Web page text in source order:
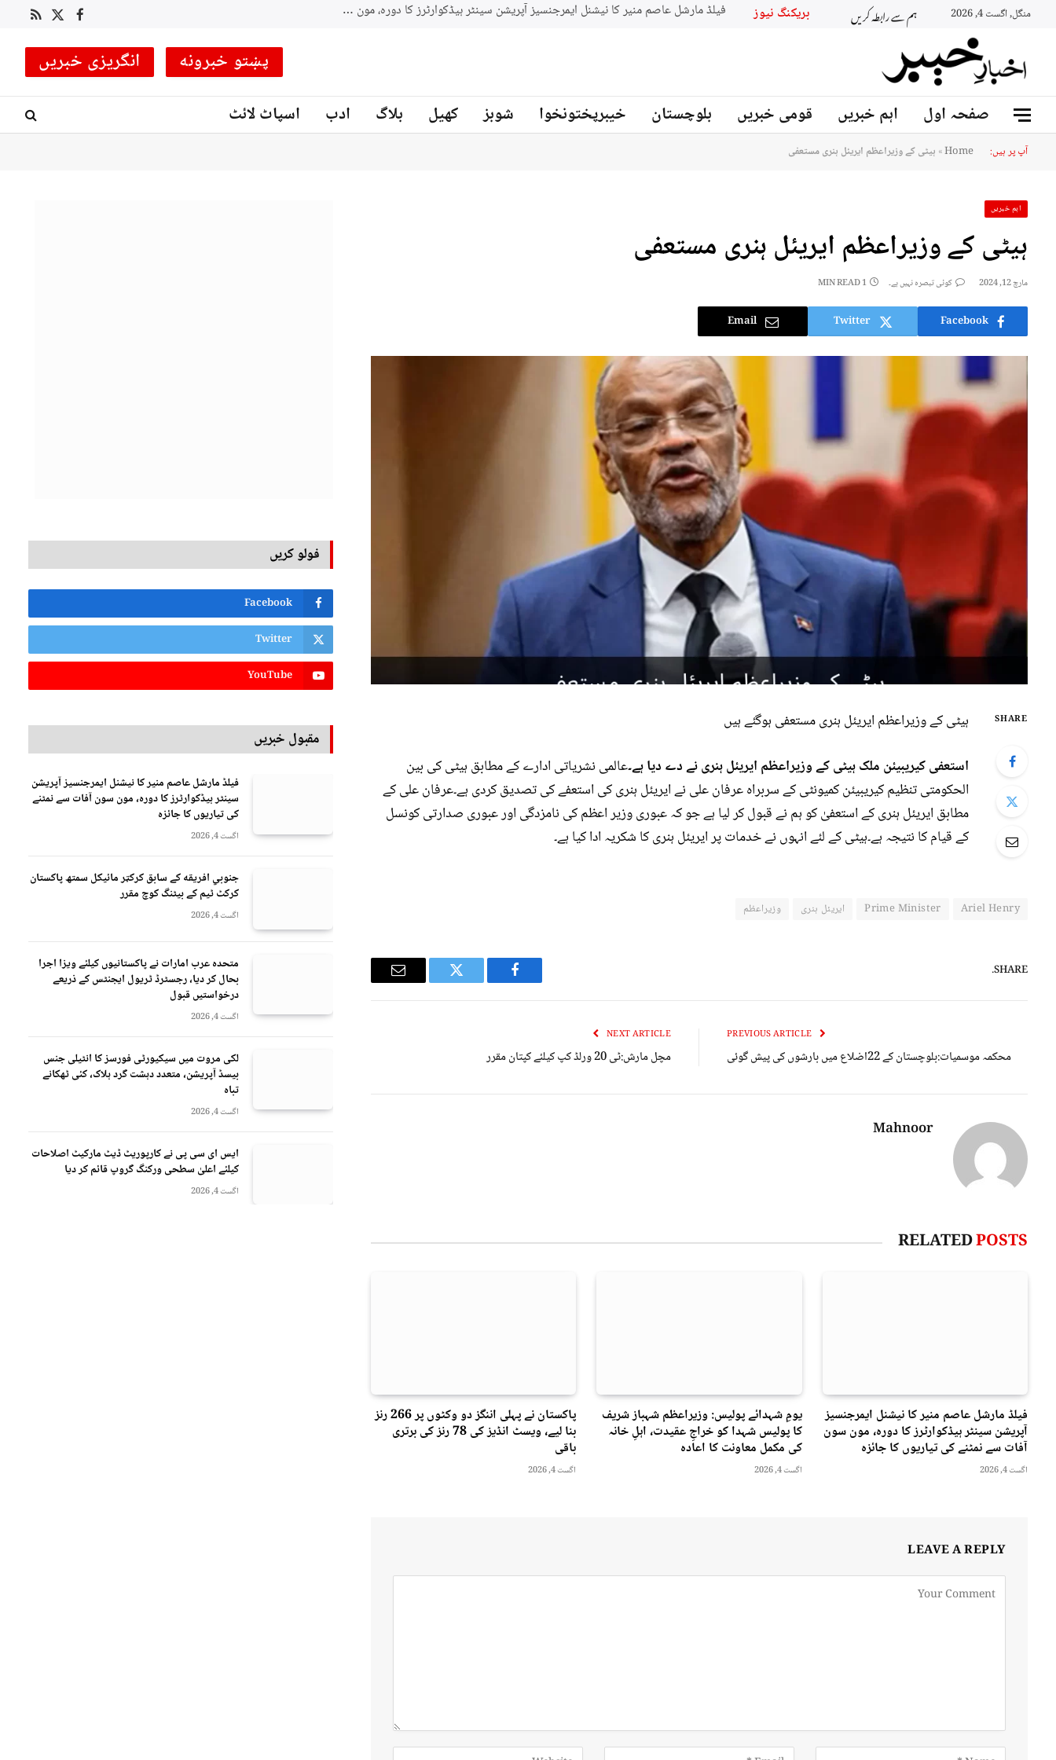
منگل, اگست 4, 2026 ہم سے رابطہ کریں بریکنگ نیوز جنوبي افريقه کے سابق کرکټر مائیکل سمتھ پاکستان کرکٹ ٹیم کے بیٹنگ کوچ مقرر Facebook
X
RSS
پښتو خبرونه انگریزی خبریں
صفحہ اول اہم خبریں قومی خبریں بلوچستان خیبرپختونخوا شوبز کھیل بلاگ ادب اسپاٹ لائٹ
آپ پر ہیں: Home
» ہیٹی کے وزیراعظم ایریئل ہنری مستعفی
اہم خبریں
ہیٹی کے وزیراعظم ایریئل ہنری مستعفی
مارچ 12, 2024 کوئی تبصرہ نہیں ہے۔ 1 MIN READ
Facebook
Twitter
Email
SHARE
ہیٹی کے وزیراعظم ایریئل ہنری مستعفی ہوگئے ہیں
استعفی کیریبیئن ملک ہیٹی کے وزیراعظم ایریئل ہنری نے دے دیا ہے۔عالمی نشریاتی ادارے کے مطابق ہیٹی کی بین
الحکومتی تنظیم کیریبیئن کمیونٹی کے سربراہ عرفان علی نے ایریئل ہنری کی استعفے کی تصدیق کردی ہے۔عرفان علی کے
مطابق ایریئل ہنری کے استعفیٰ کو ہم نے قبول کر لیا ہے جو کہ عبوری وزیر اعظم کی نامزدگی اور عبوری صدارتی کونسل
کے قیام کا نتیجہ ہے۔ہیٹی کے لئے انہوں نے خدمات پر ایریئل ہنری کا شکریہ ادا کیا ہے۔
Ariel Henry
Prime Minister ایریئل ہنری وزیراعظم
SHARE.
Facebook
Twitter
Email
محکمہ موسمیات:بلوچستان کے 22اضلاع میں بارشوں کی پیش گوئی
NEXT ARTICLE
مچل مارش:ٹی 20 ورلڈ کپ کیلئے کپتان مقرر
Mahnoor
RELATEDPOSTS
فیلڈ مارشل عاصم منیر کا نیشنل ایمرجنسیز
آپریشن سینٹر ہیڈکوارٹرز کا دورہ، مون سون
آفات سے نمٹنے کی تیاریوں کا جائزہ
اگست 4, 2026
یومِ شہدائے پولیس: وزیراعظم شہباز شریف
کا پولیس شہدا کو خراجِ عقیدت، اہلِ خانہ
کی مکمل معاونت کا اعادہ
اگست 4, 2026
پاکستان نے پہلی اننگز دو وکٹوں پر 266 رنز
بنا لیے، ویسٹ انڈیز کی 78 رنز کی برتری
باقی
اگست 4, 2026
LEAVE A REPLY
فولو کریں
Facebook
Twitter
YouTube
مقبول خبریں
فیلڈ مارشل عاصم منیر کا نیشنل ایمرجنسیز آپریشن
سینٹر ہیڈکوارٹرز کا دورہ، مون سون آفات سے نمٹنے
کی تیاریوں کا جائزہ
اگست 4, 2026
جنوبي افريقه کے سابق کرکټر مائیکل سمتھ پاکستان
کرکٹ ٹیم کے بیٹنگ کوچ مقرر
اگست 4, 2026
متحدہ عرب امارات نے پاکستانیوں کیلئے ویزا اجرا
بحال کر دیا، رجسٹرڈ ٹریول ایجنٹس کے ذریعے
درخواستیں قبول
اگست 4, 2026
لکی مروت میں سیکیورٹی فورسز کا انٹیلی جنس
بیسڈ آپریشن، متعدد دہشت گرد ہلاک، کئی ٹھکانے
تباہ
اگست 4, 2026
ایس ای سی پی نے کارپوریٹ ڈیٹ مارکیٹ اصلاحات
کیلئے اعلیٰ سطحی ورکنگ گروپ قائم کر دیا
اگست 4, 2026